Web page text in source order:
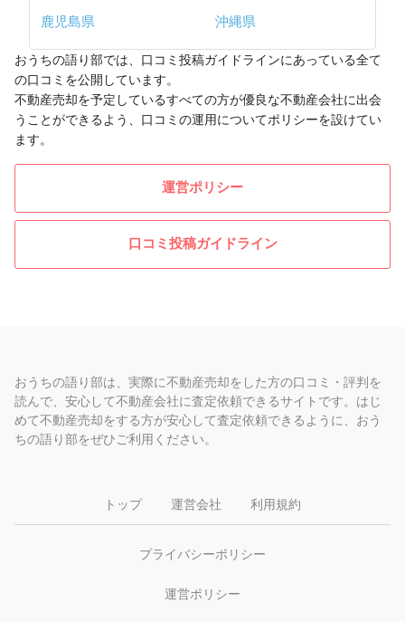
鹿児島県
沖縄県
おうちの語り部では、口コミ投稿ガイドラインにあっている全て
の口コミを公開しています。
不動産売却を予定しているすべての方が優良な不動産会社に出会
うことができるよう、口コミの運用についてポリシーを設けてい
ます。
運営ポリシー
口コミ投稿ガイドライン
おうちの語り部は、実際に不動産売却をした方の口コミ・評判を
読んで、安心して不動産会社に査定依頼できるサイトです。はじ
めて不動産売却をする方が安心して査定依頼できるように、おう
ちの語り部をぜひご利用ください。
トップ 運営会社 利用規約
プライバシーポリシー
運営ポリシー